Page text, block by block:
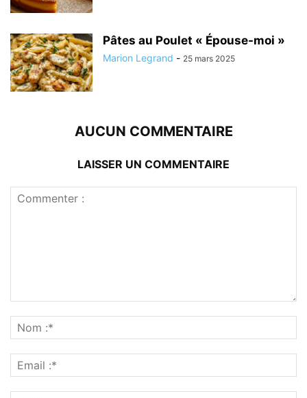
Pâtes au Poulet « Épouse-moi »
Marion Legrand - 25 mars 2025
AUCUN COMMENTAIRE
LAISSER UN COMMENTAIRE